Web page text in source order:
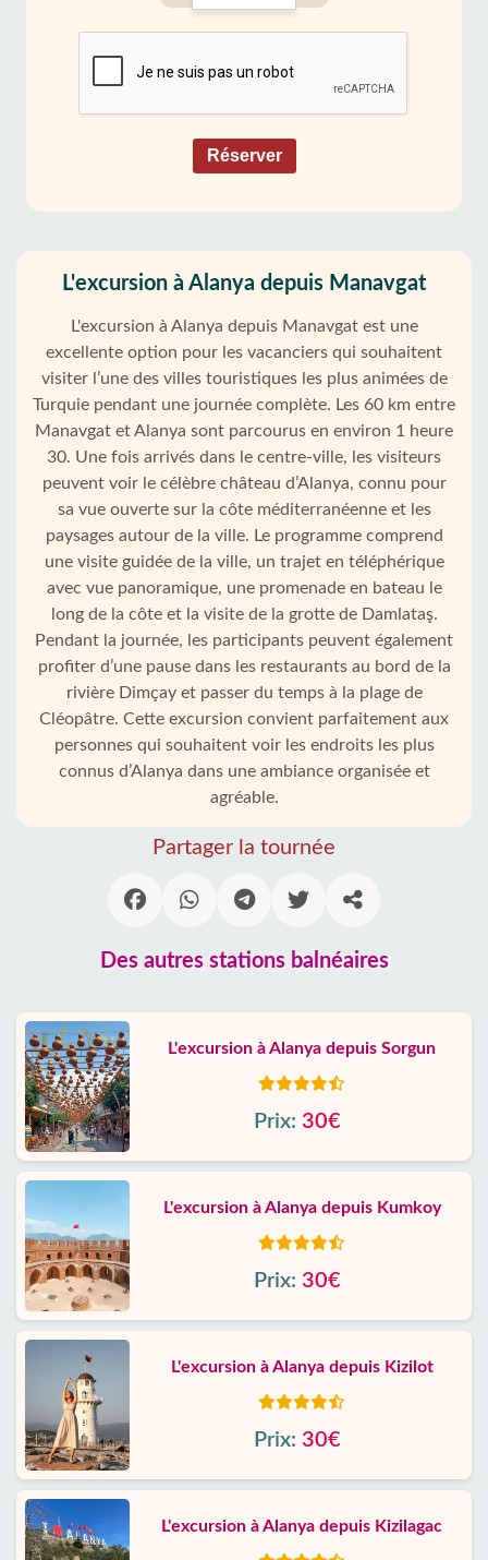
Réserver
L'excursion à Alanya depuis Manavgat
L'excursion à Alanya depuis Manavgat est une
excellente option pour les vacanciers qui souhaitent
visiter l’une des villes touristiques les plus animées de
Turquie pendant une journée complète. Les 60 km entre
Manavgat et Alanya sont parcourus en environ 1 heure
30. Une fois arrivés dans le centre-ville, les visiteurs
peuvent voir le célèbre château d’Alanya, connu pour
sa vue ouverte sur la côte méditerranéenne et les
paysages autour de la ville. Le programme comprend
une visite guidée de la ville, un trajet en téléphérique
avec vue panoramique, une promenade en bateau le
long de la côte et la visite de la grotte de Damlataş.
Pendant la journée, les participants peuvent également
profiter d’une pause dans les restaurants au bord de la
rivière Dimçay et passer du temps à la plage de
Cléopâtre. Cette excursion convient parfaitement aux
personnes qui souhaitent voir les endroits les plus
connus d’Alanya dans une ambiance organisée et
agréable.
Partager la tournée
Des autres stations balnéaires
L'excursion à Alanya depuis Sorgun
Prix: 30€
L'excursion à Alanya depuis Kumkoy
Prix: 30€
L'excursion à Alanya depuis Kizilot
Prix: 30€
L'excursion à Alanya depuis Kizilagac